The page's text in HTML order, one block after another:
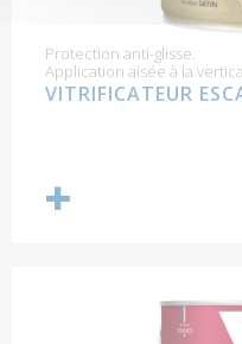
Protection anti-glisse.
Application aisée à la
VITRIFICATEUR